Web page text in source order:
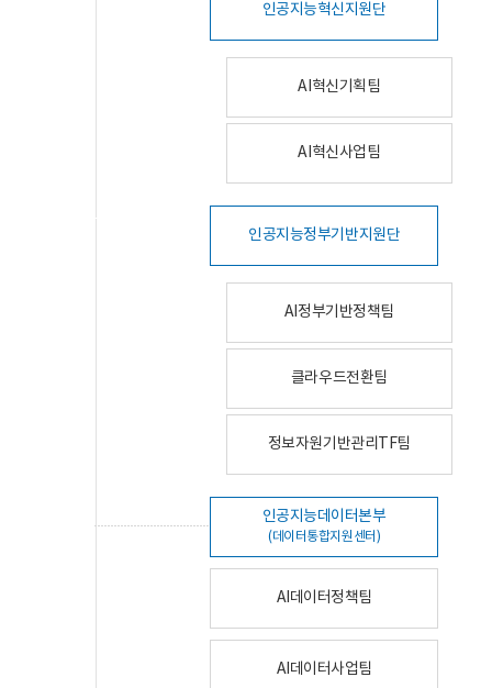
인공지능혁신지원단
AI혁신기획팀
AI혁신사업팀
인공지능정부기반지원단
AI정부기반정책팀
클라우드전환팀
정보자원기반관리TF팀
인공지능데이터본부
(데이터통합지원센터)
AI데이터정책팀
AI데이터사업팀